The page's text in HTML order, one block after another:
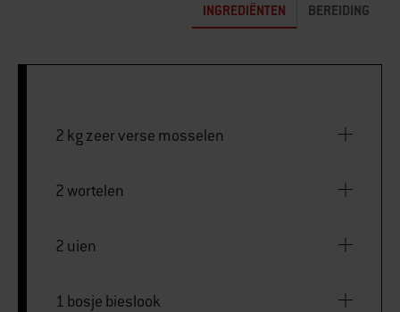
INGREDIËNTEN BEREIDING
2 kg zeer verse mosselen
2 wortelen
2 uien
1 bosje bieslook